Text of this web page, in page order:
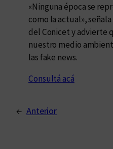
«Ninguna época se
como la actual»,
del Conicet y advierte
nuestro medio
las fake news.
Consultá acá
← Anterior